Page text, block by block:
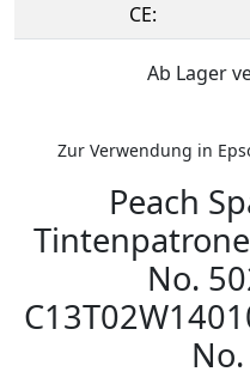
CE:
Ab Lager
Zur Verwendung in
Peach
No.